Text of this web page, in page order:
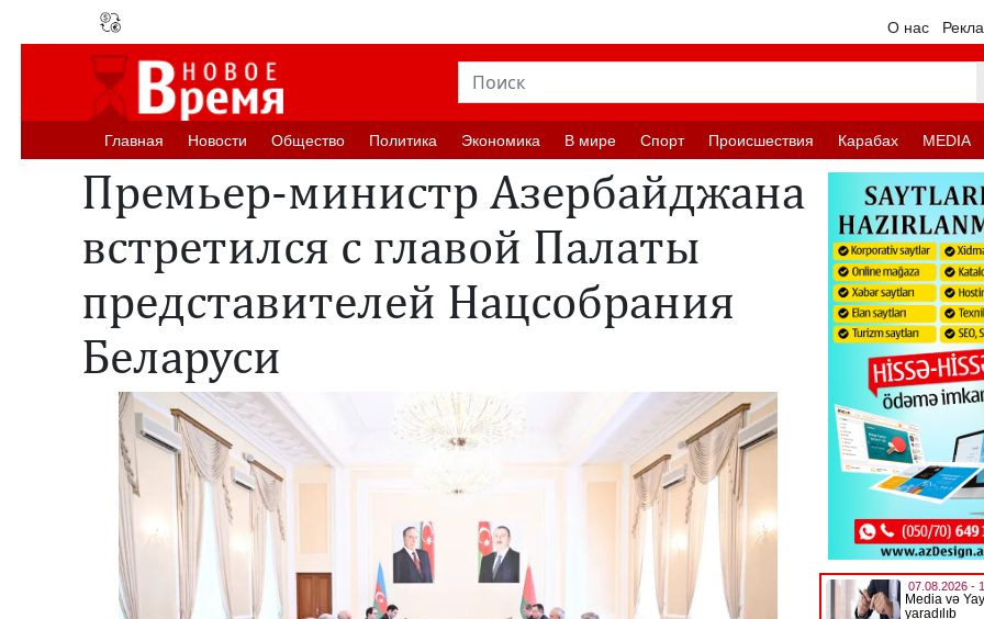
О нас
Главная Новости Oбщество Политика Экономика В мире Спорт Происшествия Карабах MEDIA
Премьер-министр Азербайджана
встретился с главой Палаты
представителей Нацсобрания
Беларуси